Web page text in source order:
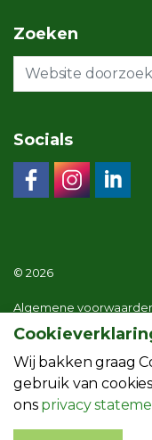
Zoeken
Socials
© 2026
Algemene
Privacy statement
Menuoverzicht website
Wij bakken graag
gebruik van
ons privacy